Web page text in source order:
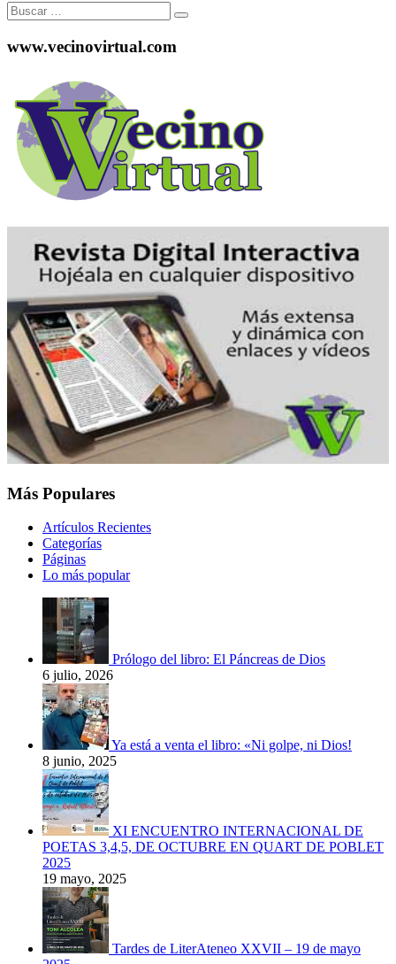
Buscar:
www.vecinovirtual.com
Más Populares
Artículos Recientes
Categorías
Páginas
Lo más popular
Prólogo del libro: El Páncreas de Dios
6 julio, 2026
Ya está a venta el libro: «Ni golpe, ni Dios!
8 junio, 2025
XI ENCUENTRO INTERNACIONAL DE
POETAS 3,4,5, DE OCTUBRE EN QUART DE POBLET
2025
19 mayo, 2025
Tardes de LiterAteneo XXVII – 19 de mayo